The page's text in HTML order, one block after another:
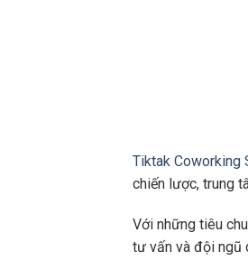
Tiktak Coworking
chiến lược, trung
Với những tiêu
tư vấn và đội ngũ